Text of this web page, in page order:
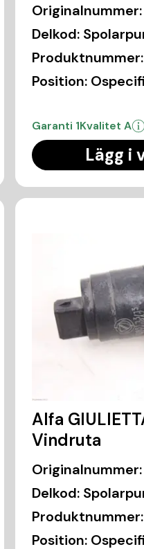
Originalnummer:
Delkod:
Produktnummer:
Position:
Garanti 1Kvalitet A
Lägg i
Alfa
Vindruta
Originalnummer:
Delkod:
Produktnummer:
Position: